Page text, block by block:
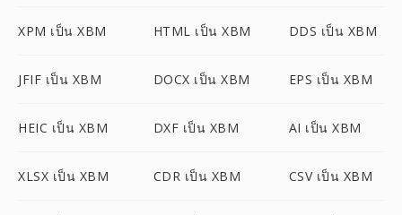
XPM เป็น XBM HTML เป็น XBM DDS เป็น XBM
JFIF เป็น XBM DOCX เป็น XBM EPS เป็น XBM
HEIC เป็น XBM DXF เป็น XBM AI เป็น XBM
XLSX เป็น XBM CDR เป็น XBM CSV เป็น XBM